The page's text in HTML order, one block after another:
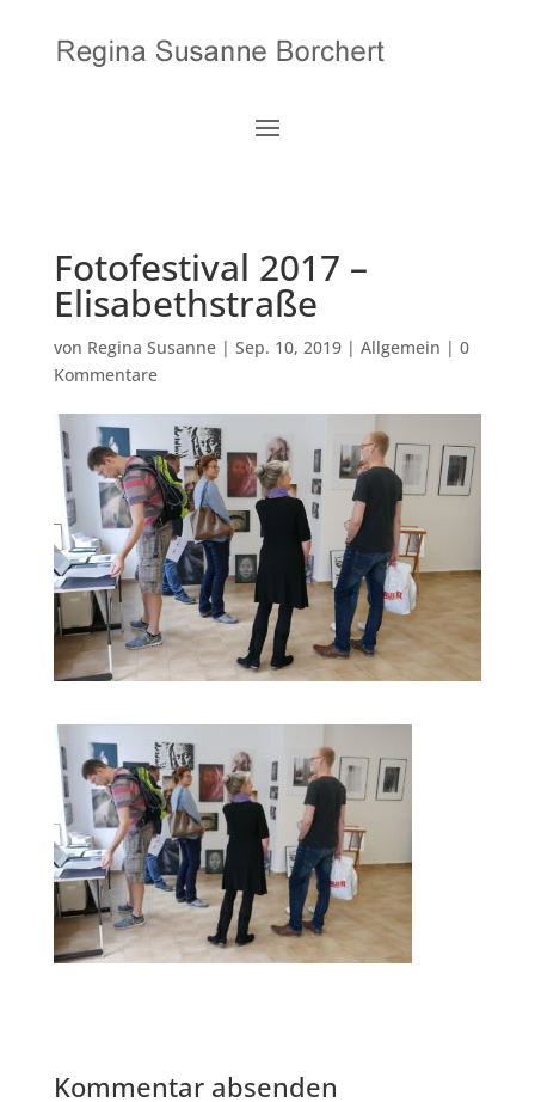
Fotofestival 2017 –
Elisabethstraße
von Regina Susanne| Sep. 10, 2019| Allgemein | 0
Kommentare
Kommentar absenden